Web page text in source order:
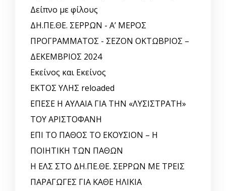
Δείπνο με φίλους
ΔΗ.ΠΕ.ΘΕ. ΣΕΡΡΩΝ - Α’ ΜΕΡΟΣ
ΠΡΟΓΡΑΜΜΑΤΟΣ - ΣΕΖΟΝ ΟΚΤΩΒΡΙΟΣ –
ΔΕΚΕΜΒΡΙΟΣ 2024
Εκείνος και Εκείνος
ΕΚΤΟΣ ΥΛΗΣ reloaded
ΕΠΕΣΕ Η ΑΥΛΑΙΑ ΓΙΑ ΤΗΝ «ΛΥΣΙΣΤΡΑΤΗ»
ΤΟΥ ΑΡΙΣΤΟΦΑΝΗ
ΕΠΙ ΤΟ ΠΑΘΟΣ ΤΟ ΕΚΟΥΣΙΟΝ – Η
ΠΟΙΗΤΙΚΗ ΤΩΝ ΠΑΘΩΝ
Η ΕΛΣ ΣΤΟ ΔΗ.ΠΕ.ΘΕ. ΣΕΡΡΩΝ ΜΕ ΤΡΕΙΣ
ΠΑΡΑΓΩΓΕΣ ΓΙΑ ΚΑΘΕ ΗΛΙΚΙΑ